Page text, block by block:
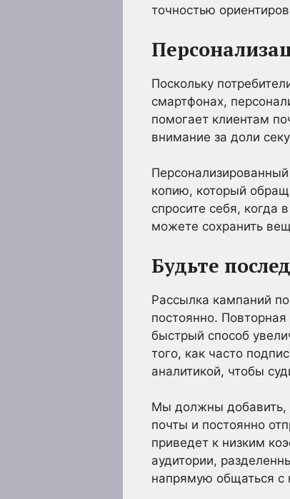
точностью
Поскольку
смартфонах,
помогает клиентам
внимание за доли
копию, который
спросите себя,
можете сохранить
Будьте
Рассылка кампаний
постоянно.
быстрый способ
того, как часто
аналитикой, чтобы
Мы должны добавить,
почты и постоянно
приведет к низким
аудитории,
напрямую общаться с